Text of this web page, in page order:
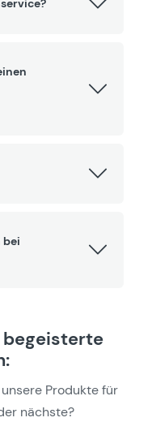
bei
Produkte für
nächste?